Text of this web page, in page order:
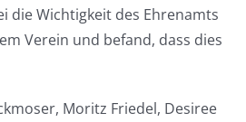
die Wichtigkeit des Ehrenamts
Verein und befand, dass dies
Moritz Friedel, Desiree